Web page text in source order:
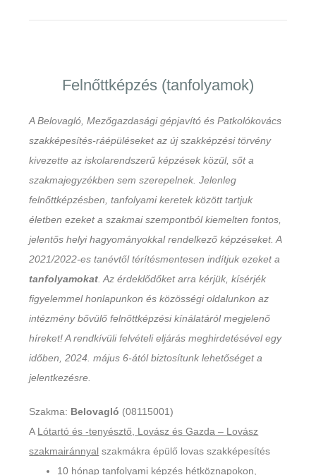
Felnőttképzés (tanfolyamok)
A Belovagló, Mezőgazdasági gépjavító és Patkolókovács
szakképesítés-ráépüléseket az új szakképzési törvény
kivezette az iskolarendszerű képzések közül, sőt a
szakmajegyzékben sem szerepelnek. Jelenleg
felnőttképzésben, tanfolyami keretek között tartjuk
életben ezeket a szakmai szempontból kiemelten fontos,
jelentős helyi hagyományokkal rendelkező képzéseket. A
2021/2022-es tanévtől térítésmentesen indítjuk ezeket a
tanfolyamokat . Az érdeklődőket arra kérjük, kísérjék
figyelemmel honlapunkon és közösségi oldalunkon az
intézmény bővülő felnőttképzési kínálatáról megjelenő
híreket! A rendkívüli felvételi eljárás meghirdetésével egy
időben, 2024. május 6-ától biztosítunk lehetőséget a
jelentkezésre.
Szakma: Belovagló (08115001)
A Lótartó és -tenyésztő, Lovász és Gazda – Lovász
szakmairánnyal szakmákra épülő lovas szakképesítés
10 hónap tanfolyami képzés hétköznapokon,